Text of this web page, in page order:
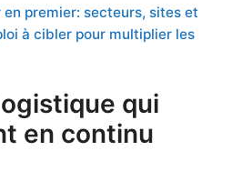
en premier: secteurs, sites et
à cibler pour multiplier les
qui
en continu